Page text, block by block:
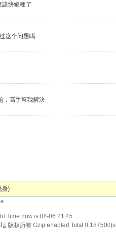
快絕種了
这个问题吗
，高手幫我解決
身)
Time now is:08-06 21:45
版权所有 Gzip enabled Total